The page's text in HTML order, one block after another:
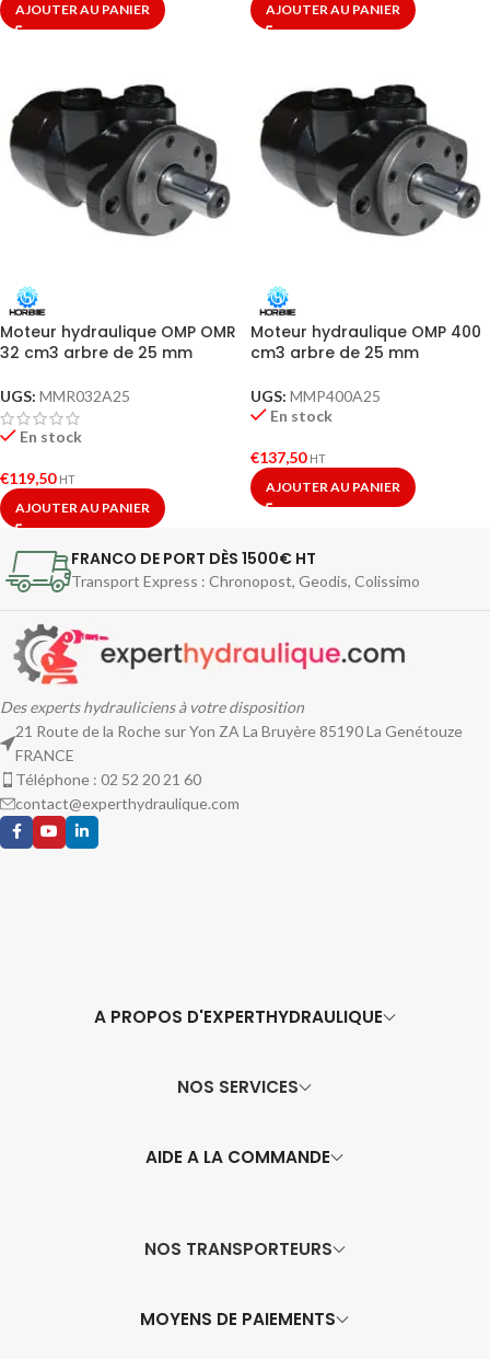
AJOUTER AU PANIER AJOUTER AU PANIER
Moteur hydraulique OMP OMR
32 cm3 arbre de 25 mm
UGS: MMR032A25
En stock
€119,50 HT
AJOUTER AU PANIER
Moteur hydraulique OMP 400
cm3 arbre de 25 mm
UGS: MMP400A25
En stock
€137,50 HT
AJOUTER AU PANIER
FRANCO DE PORT DÈS 1500€ HT
Transport Express : Chronopost, Geodis, Colissimo
Des experts hydrauliciens à votre disposition
21 Route de la Roche sur Yon ZA La Bruyère 85190 La Genétouze
FRANCE
Téléphone : 02 52 20 21 60
contact@experthydraulique.com
A PROPOS D'EXPERTHYDRAULIQUE
NOS SERVICES
AIDE A LA COMMANDE
NOS TRANSPORTEURS
MOYENS DE PAIEMENTS